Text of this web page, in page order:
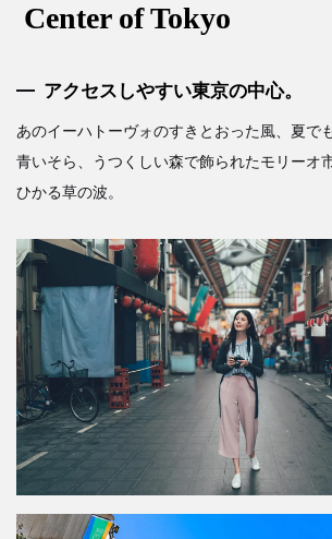
Center of Tokyo
アクセスしやすい東京の中心。
あのイーハトーヴォのすきとおった風、夏で
青いそら、うつくしい森で飾られたモリーオ
ひかる草の波。